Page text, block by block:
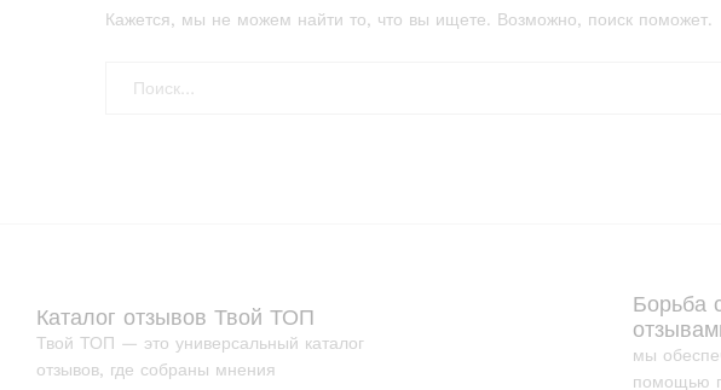
Кажется, мы не можем найти то, что вы ищете. Возможно, поиск поможет.
Каталог отзывов Твой ТОП
Твой ТОП — это универсальный каталог
отзывов, где собраны мнения
Борьба
мы
помощью